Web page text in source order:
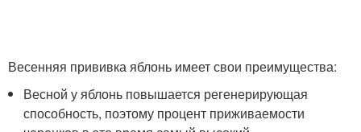
Весенняя прививка яблонь имеет свои преимущества:
Весной у яблонь повышается регенерирующая
способность, поэтому процент приживаемости